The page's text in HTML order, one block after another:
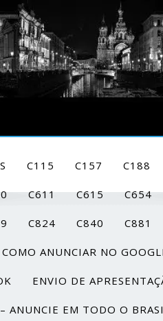
C115 C157 C188
C611 C615 C654
C824 C840 C881
COMO ANUNCIAR NO
ENVIO DE
ANUNCIE EM TODO O